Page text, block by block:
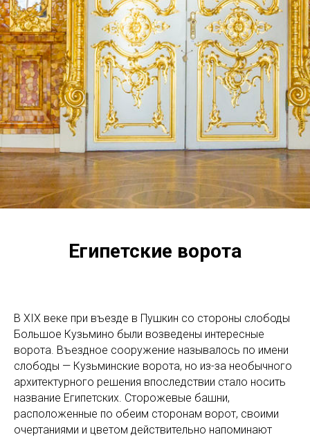
Египетские ворота
В XIX веке при въезде в Пушкин со стороны слободы
Большое Кузьмино были возведены интересные
ворота. Въездное сооружение называлось по имени
слободы — Кузьминские ворота, но из-за необычного
архитектурного решения впоследствии стало носить
название Египетских. Сторожевые башни,
расположенные по обеим сторонам ворот, своими
очертаниями и цветом действительно напоминают